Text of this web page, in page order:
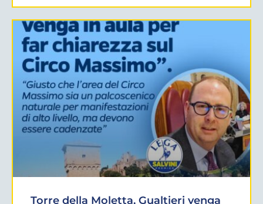
Torre della Moletta, Gualtieri venga